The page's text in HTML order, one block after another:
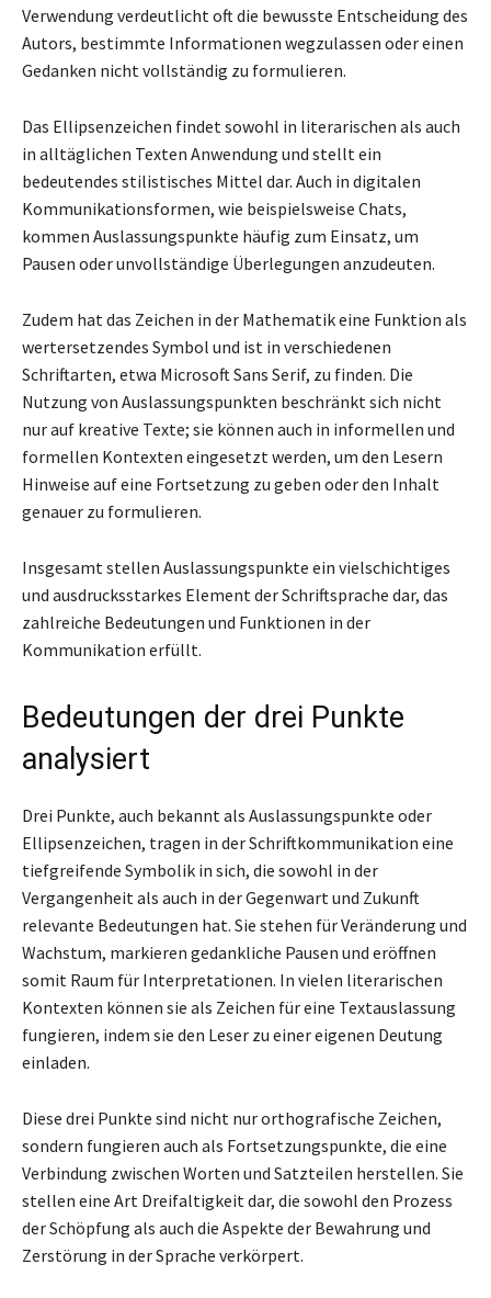
Verwendung verdeutlicht oft die bewusste Entscheidung des
Autors, bestimmte Informationen wegzulassen oder einen
Gedanken nicht vollständig zu formulieren.
Das Ellipsenzeichen findet sowohl in literarischen als auch
in alltäglichen Texten Anwendung und stellt ein
bedeutendes stilistisches Mittel dar. Auch in digitalen
Kommunikationsformen, wie beispielsweise Chats,
kommen Auslassungspunkte häufig zum Einsatz, um
Pausen oder unvollständige Überlegungen anzudeuten.
Zudem hat das Zeichen in der Mathematik eine Funktion als
wertersetzendes Symbol und ist in verschiedenen
Schriftarten, etwa Microsoft Sans Serif, zu finden. Die
Nutzung von Auslassungspunkten beschränkt sich nicht
nur auf kreative Texte; sie können auch in informellen und
formellen Kontexten eingesetzt werden, um den Lesern
Hinweise auf eine Fortsetzung zu geben oder den Inhalt
genauer zu formulieren.
Insgesamt stellen Auslassungspunkte ein vielschichtiges
und ausdrucksstarkes Element der Schriftsprache dar, das
zahlreiche Bedeutungen und Funktionen in der
Kommunikation erfüllt.
Bedeutungen der drei Punkte
analysiert
Drei Punkte, auch bekannt als Auslassungspunkte oder
Ellipsenzeichen, tragen in der Schriftkommunikation eine
tiefgreifende Symbolik in sich, die sowohl in der
Vergangenheit als auch in der Gegenwart und Zukunft
relevante Bedeutungen hat. Sie stehen für Veränderung und
Wachstum, markieren gedankliche Pausen und eröffnen
somit Raum für Interpretationen. In vielen literarischen
Kontexten können sie als Zeichen für eine Textauslassung
fungieren, indem sie den Leser zu einer eigenen Deutung
einladen.
Diese drei Punkte sind nicht nur orthografische Zeichen,
sondern fungieren auch als Fortsetzungspunkte, die eine
Verbindung zwischen Worten und Satzteilen herstellen. Sie
stellen eine Art Dreifaltigkeit dar, die sowohl den Prozess
der Schöpfung als auch die Aspekte der Bewahrung und
Zerstörung in der Sprache verkörpert.